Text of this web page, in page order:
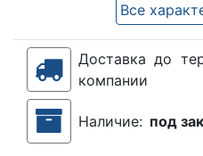
Все
Доставка до
компании
Наличие: под